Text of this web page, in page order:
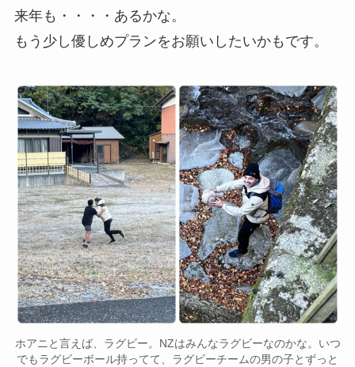
来年も・・・・あるかな。
もう少し優しめプランをお願いしたいかもです。
ホアニと言えば、ラグビー。NZはみんなラグビーなのかな。いつ
でもラグビーボール持ってて、ラグビーチームの男の子とずっと